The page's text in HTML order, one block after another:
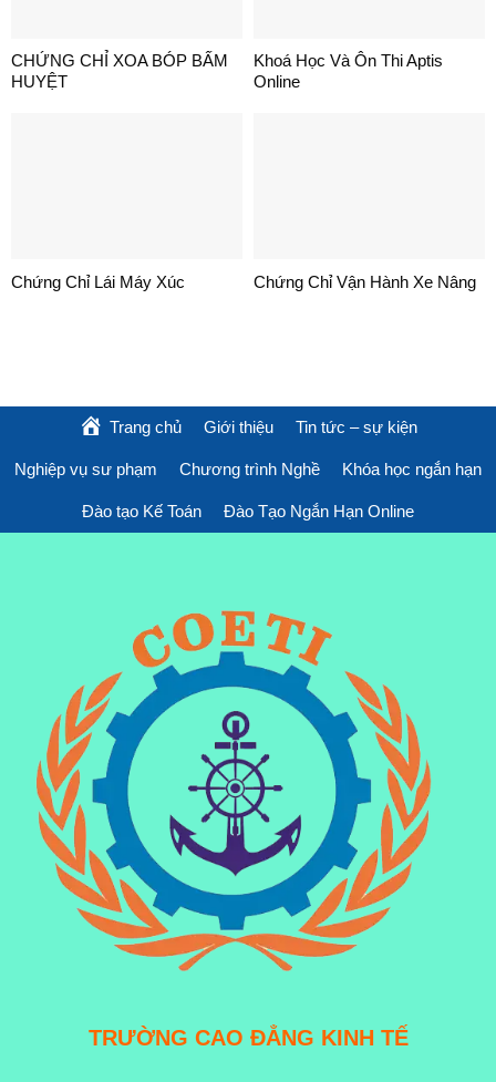
CHỨNG CHỈ XOA BÓP BẤM
HUYỆT
Khoá Học Và Ôn Thi Aptis
Online
Chứng Chỉ Lái Máy Xúc Chứng Chỉ Vận Hành Xe Nâng
Trang chủ Giới thiệu Tin tức – sự kiện
Nghiệp vụ sư phạm Chương trình Nghề Khóa học ngắn hạn
Đào tạo Kế Toán Đào Tạo Ngắn Hạn Online
TRƯỜNG CAO ĐẲNG KINH TẾ